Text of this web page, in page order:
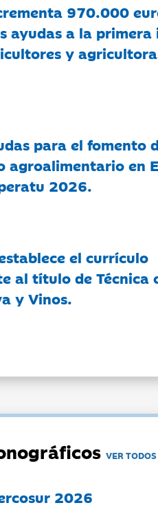
970.000
ayudas a la primera
y
para el fomento
agroalimentario en
2026.
el currículo
al título de Técnica
y Vinos.
VER TODOS
2026